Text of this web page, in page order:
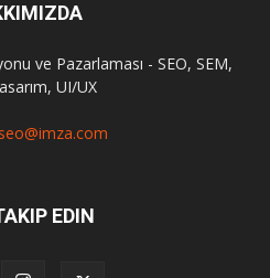
ve Pazarlaması - SEO, SEM,
UI/UX
seo@imza.com
EDIN